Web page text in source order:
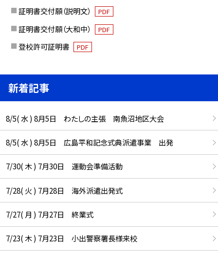
証明書交付願（説明文） PDF
証明書交付願（大和中） PDF
登校許可証明書 PDF
新着記事
8/5( 水 ) 8月5日 わたしの主張 南魚沼地区大会
8/5( 水 ) 8月5日 広島平和記念式典派遣事業 出発
7/30( 木 ) 7月30日 運動会準備活動
7/28( 火 ) 7月28日 海外派遣出発式
7/27( 月 ) 7月27日 終業式
7/23( 木 ) 7月23日 小出警察署長様来校